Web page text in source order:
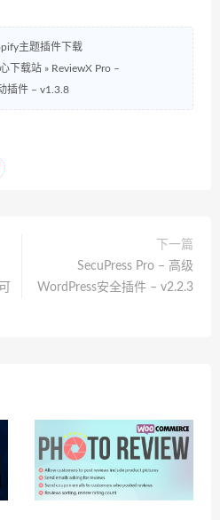
主题插件下载
下载站 » ReviewX Pro –
插件 – v1.3.8
下一篇
SecuPress Pro – 高级
WordPress安全插件 – v2.2.3